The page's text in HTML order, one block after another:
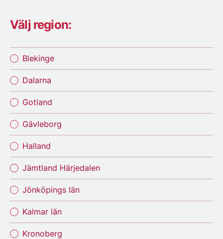
Välj region:
Blekinge
Dalarna
Gotland
Gävleborg
Halland
Jämtland Härjedalen
Jönköpings län
Kalmar län
Kronoberg